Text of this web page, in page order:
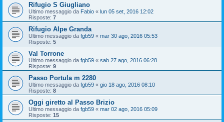
Rifugio S Giugliano
Ultimo messaggio da Fabio « lun 05 set, 2016 12:02
Risposte: 7
Rifugio Alpe Granda
Ultimo messaggio da fgb59 « mar 30 ago, 2016 05:53
Risposte: 5
Val Torrone
Ultimo messaggio da fgb59 « sab 27 ago, 2016 06:28
Risposte: 9
Passo Portula m 2280
Ultimo messaggio da fgb59 « gio 18 ago, 2016 08:10
Risposte: 8
Oggi giretto al Passo Brizio
Ultimo messaggio da fgb59 « mar 02 ago, 2016 05:09
Risposte: 15